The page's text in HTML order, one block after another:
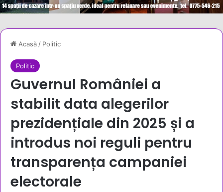
Acasă/ Politic
Politic
Guvernul României a
stabilit data alegerilor
prezidențiale din 2025 și a
introdus noi reguli pentru
transparența campaniei
electorale